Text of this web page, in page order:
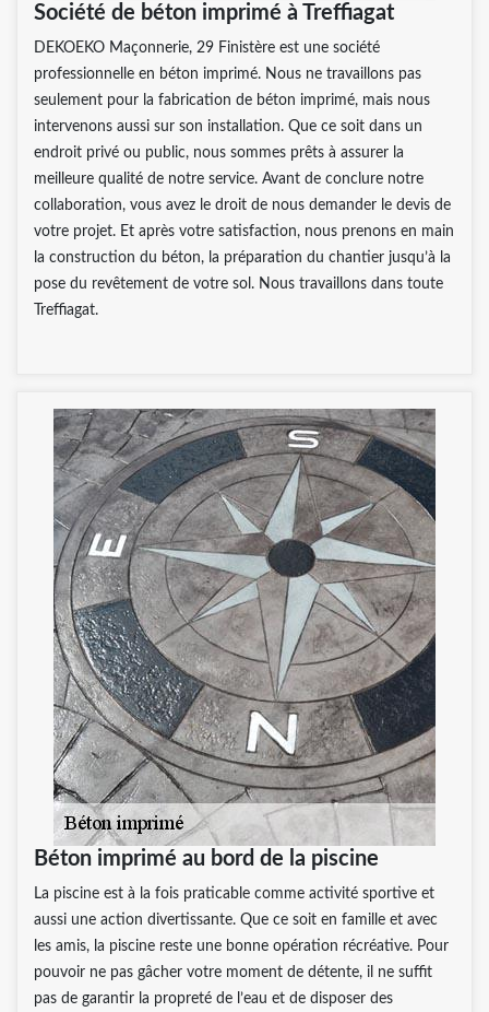
Société de béton imprimé à Treffiagat
DEKOEKO Maçonnerie, 29 Finistère est une société
professionnelle en béton imprimé. Nous ne travaillons pas
seulement pour la fabrication de béton imprimé, mais nous
intervenons aussi sur son installation. Que ce soit dans un
endroit privé ou public, nous sommes prêts à assurer la
meilleure qualité de notre service. Avant de conclure notre
collaboration, vous avez le droit de nous demander le devis de
votre projet. Et après votre satisfaction, nous prenons en main
la construction du béton, la préparation du chantier jusqu’à la
pose du revêtement de votre sol. Nous travaillons dans toute
Treffiagat.
Béton imprimé au bord de la piscine
La piscine est à la fois praticable comme activité sportive et
aussi une action divertissante. Que ce soit en famille et avec
les amis, la piscine reste une bonne opération récréative. Pour
pouvoir ne pas gâcher votre moment de détente, il ne suffit
pas de garantir la propreté de l’eau et de disposer des